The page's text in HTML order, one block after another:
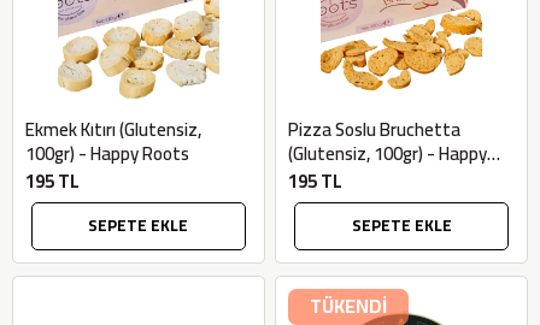
Ekmek Kıtırı (Glutensiz,
100gr) - Happy Roots
195 TL
SEPETE EKLE
Pizza Soslu Bruchetta
(Glutensiz, 100gr) - Happy
Roots
195 TL
SEPETE EKLE
TÜKENDİ
SEPETE EKLE